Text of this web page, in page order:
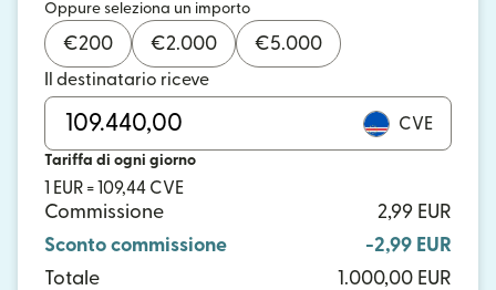
Oppure seleziona un importo
€200 €2.000 €5.000
Il destinatario riceve
CVE
Tariffa di ogni giorno
1 EUR = 109,44 CVE
Commissione
2,99 EUR
Sconto commissione
-2,99 EUR
Totale
1.000,00 EUR